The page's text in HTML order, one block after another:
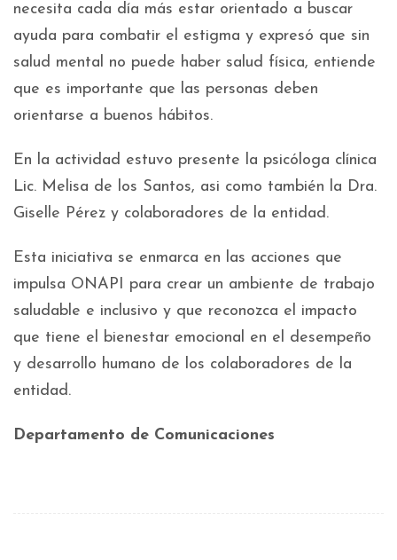
necesita cada día más estar orientado a buscar
ayuda para combatir el estigma y expresó que sin
salud mental no puede haber salud física, entiende
que es importante que las personas deben
orientarse a buenos hábitos.
En la actividad estuvo presente la psicóloga clínica
Lic. Melisa de los Santos, asi como también la Dra.
Giselle Pérez y colaboradores de la entidad.
Esta iniciativa se enmarca en las acciones que
impulsa ONAPI para crear un ambiente de trabajo
saludable e inclusivo y que reconozca el impacto
que tiene el bienestar emocional en el desempeño
y desarrollo humano de los colaboradores de la
entidad.
Departamento de Comunicaciones